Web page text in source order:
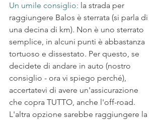
Un umile consiglio: la strada per
raggiungere Balos è sterrata (si parla di
una decina di km). Non è uno sterrato
semplice, in alcuni punti è abbastanza
tortuoso e dissestato. Per questo, se
decidete di andare in auto (nostro
consiglio - ora vi spiego perché),
accertatevi di avere un'assicurazione
che copra TUTTO, anche l'off-road.
L'altra opzione sarebbe raggiungere la